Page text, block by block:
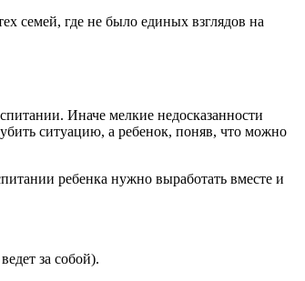
семей, где не было единых взглядов на
Иначе мелкие недосказанности
ситуацию, а ребенок, поняв, что можно
ребенка нужно выработать вместе и
за собой).